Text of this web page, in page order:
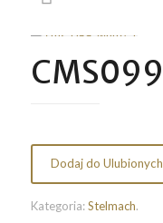
CMS099
Dodaj do Ulubionych
Kategoria:Stelmach.